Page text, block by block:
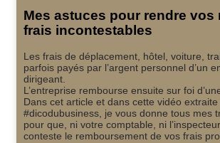
Mes astuces pour rendre vos
frais incontestables
Les frais de déplacement, hôtel, voiture,
parfois payés par l’argent personnel d’un
dirigeant.
L’entreprise rembourse ensuite sur foi
Dans cet article et dans cette vidéo extraite
#dicodubusiness, je vous donne tous mes
pour que, ni votre comptable, ni
conteste le remboursement de vos frais